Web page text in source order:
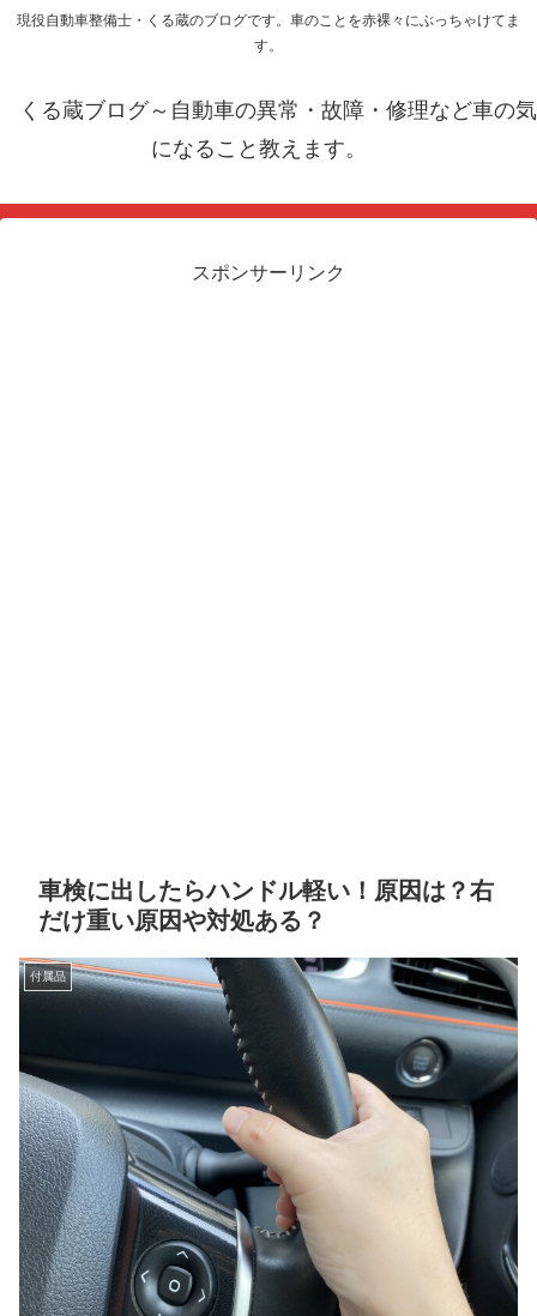
現役自動車整備士・くる蔵のブログです。車のことを赤裸々にぶっちゃけてま
す。
くる蔵ブログ～自動車の異常・故障・修理など車の気
になること教えます。
スポンサーリンク
車検に出したらハンドル軽い！原因は？右
だけ重い原因や対処ある？
付属品